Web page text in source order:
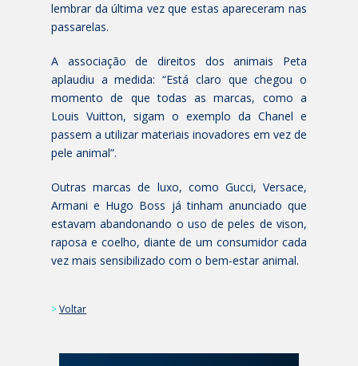
lembrar da última vez que estas apareceram nas
passarelas.
A associação de direitos dos animais Peta
aplaudiu a medida: “Está claro que chegou o
momento de que todas as marcas, como a
Louis Vuitton, sigam o exemplo da Chanel e
passem a utilizar materiais inovadores em vez de
pele animal”.
Outras marcas de luxo, como Gucci, Versace,
Armani e Hugo Boss já tinham anunciado que
estavam abandonando o uso de peles de vison,
raposa e coelho, diante de um consumidor cada
vez mais sensibilizado com o bem-estar animal.
>Voltar